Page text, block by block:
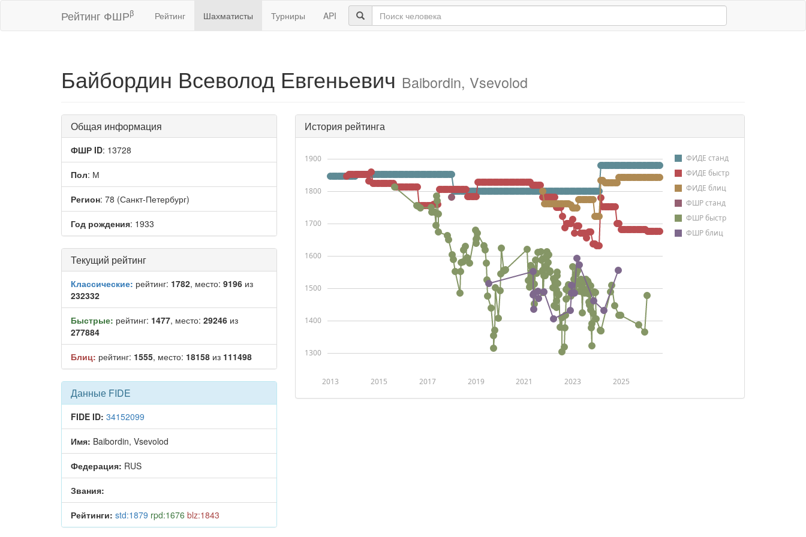
Рейтинг ФШРβ Рейтинг Шахматисты Турниры API
Байбордин Всеволод Евгеньевич Baibordin, Vsevolod
Общая информация
ФШР ID: 13728
Пол: М
Регион: 78 (Санкт-Петербург)
Год рождения: 1933
Текущий рейтинг
Классические: рейтинг: 1782, место: 9196 из
232332
Быстрые: рейтинг: 1477, место: 29246 из
277884
Блиц: рейтинг: 1555, место: 18158 из 111498
Данные FIDE
FIDE ID: 34152099
Имя: Baibordin, Vsevolod
Федерация: RUS
Звания:
Рейтинги: std:1879 rpd:1676 blz:1843
История рейтинга
ФИДЕ станд
ФИДЕ быстр
ФИДЕ блиц
ФШР станд
ФШР быстр
ФШР блиц
2013 2015 2017 2019 2021 2023 2025
1300
1400
1500
1600
1700
1800
1900